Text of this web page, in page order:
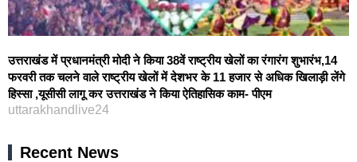
उत्तराखंड में प्रधानमंत्री मोदी ने किया 38वें राष्ट्रीय खेलों का रंगारंग शुभारंभ,14
फरवरी तक चलने वाले राष्ट्रीय खेलों में देशभर के 11 हजार से अधिक खिलाड़ी लेंगे
हिस्सा ,यूसीसी लागू कर उत्तराखंड ने किया ऐतिहासिक काम- पीएम
uttarakhandlive24
Recent News